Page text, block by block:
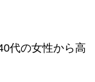
代の女性から高